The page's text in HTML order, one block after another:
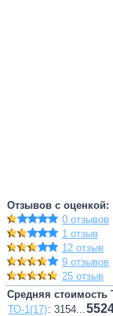
Отзывов с оценкой:
0 отзывов
1 отзыв
12 отзыв
9 отзывов
25 отзыв
Средняя стоимость
ТО-1(17): 3154...